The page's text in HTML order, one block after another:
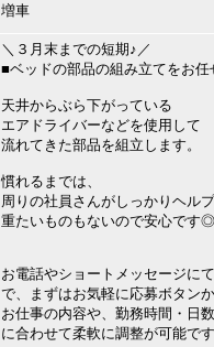
増車
＼３月末までの短期♪／
■ベッドの部品の組み立てをお任
天井からぶら下がっている
エアドライバーなどを使用して
流れてきた部品を組立します。
慣れるまでは、
周りの社員さんがしっかりヘル
重たいものもないので安心です◎
お電話やショートメッセージに
で、まずはお気軽に応募ボタン
お仕事の内容や、勤務時間・日
に合わせて柔軟に調整が可能です